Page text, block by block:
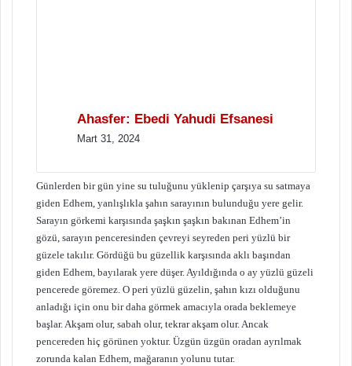
Ahasfer: Ebedi Yahudi Efsanesi
Mart 31, 2024
Günlerden bir gün yine su tuluğunu yüklenip çarşıya su satmaya
giden Edhem, yanlışlıkla şahın sarayının bulunduğu yere gelir.
Sarayın görkemi karşısında şaşkın şaşkın bakınan Edhem’in
gözü, sarayın penceresinden çevreyi seyreden peri yüzlü bir
güzele takılır. Gördüğü bu güzellik karşısında aklı başından
giden Edhem, bayılarak yere düşer. Ayıldığında o ay yüzlü güzeli
pencerede göremez. O peri yüzlü güzelin, şahın kızı olduğunu
anladığı için onu bir daha görmek amacıyla orada beklemeye
başlar. Akşam olur, sabah olur, tekrar akşam olur. Ancak
pencereden hiç görünen yoktur. Üzgün üzgün oradan ayrılmak
zorunda kalan Edhem, mağaranın yolunu tutar.